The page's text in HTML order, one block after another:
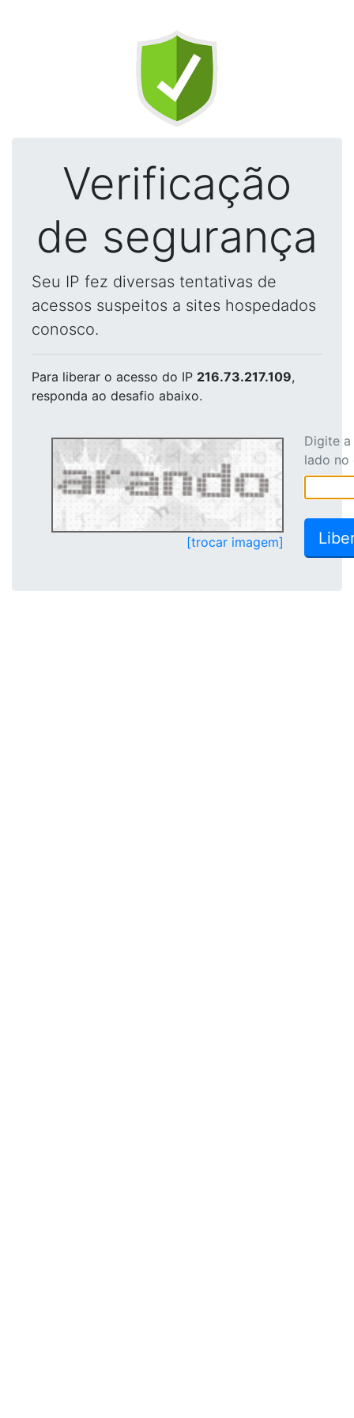
Verificação
de segurança
Seu IP fez diversas tentativas de
acessos suspeitos a sites hospedados
conosco.
Para liberar o acesso do IP 216.73.217.109,
responda ao desafio abaixo.
[trocar imagem]
Digite
lado no